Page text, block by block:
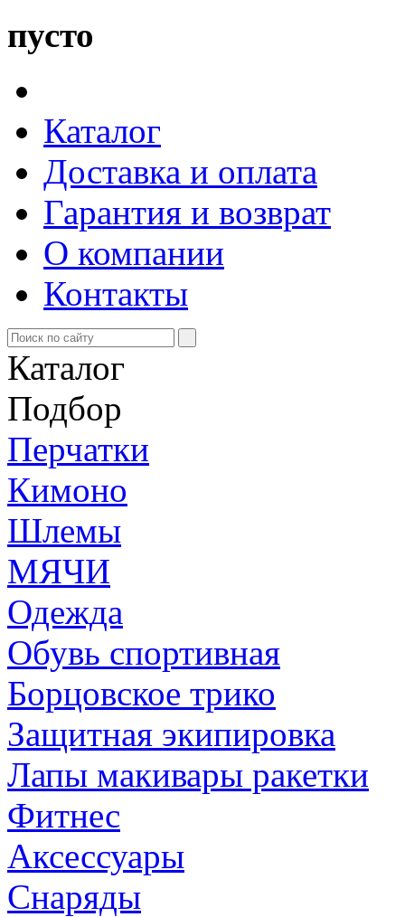
пусто
Каталог
Доставка и оплата
Гарантия и возврат
О компании
Контакты
Каталог
Подбор
Перчатки
Кимоно
Шлемы
МЯЧИ
Одежда
Обувь спортивная
Борцовское трико
Защитная экипировка
Лапы макивары ракетки
Фитнес
Аксессуары
Снаряды